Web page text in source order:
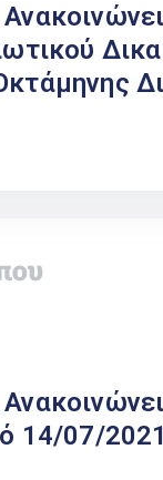
14/07/